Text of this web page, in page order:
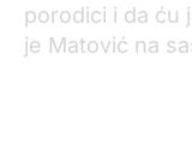
porodici i da ću
je Matović na